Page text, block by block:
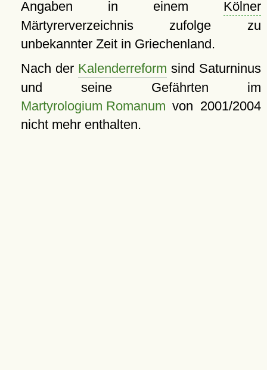
Angaben in einem Kölner
Märtyrerverzeichnis zufolge zu
unbekannter Zeit in Griechenland.
Nach der Kalenderreform sind Saturninus
und seine Gefährten im
Martyrologium Romanum von 2001/2004
nicht mehr enthalten.